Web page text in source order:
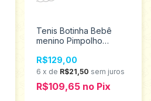
Tenis Botinha Bebê
menino Pimpolho
0120784
R$129,00
6 x de R$21,50 sem juros
R$109,65 no Pix